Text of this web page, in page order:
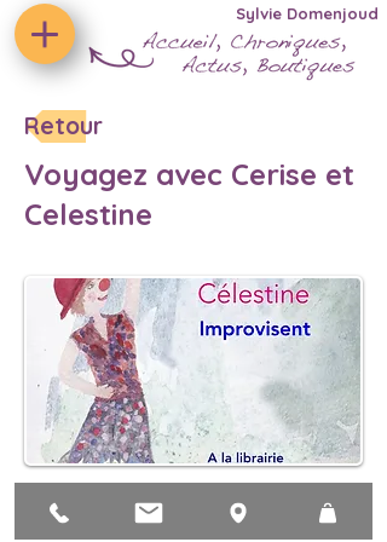
Sylvie Domenjoud
Retour
Voyagez avec Cerise et
Celestine
je serais heureuse d'improviser, avec